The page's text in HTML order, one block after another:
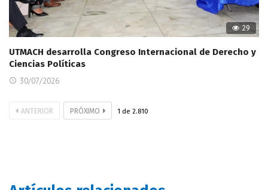
29
UTMACH desarrolla Congreso Internacional de Derecho y
Ciencias Políticas
30/07/2026
ANTERIOR PRÓXIMO 1 de 2.810